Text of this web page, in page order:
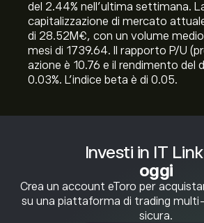
Investi in IT
oggi
Crea un account eToro per
su una piattaforma di trading
sicura.
del ‎2.44‎% nell'ultima settimana.
capitalizzazione di mercato
di 28.52M‎€‎, con un volume
mesi di 1739.64. Il rapporto P/U
azione è 10.76 e il rendimento del
0.03%. L'indice beta è di 0.05.